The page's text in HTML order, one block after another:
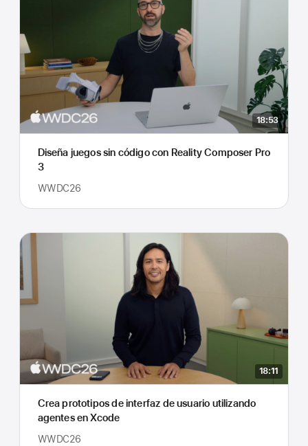
18:53
Diseña juegos sin código con Reality Composer Pro
3
WWDC26
18:11
Crea prototipos de interfaz de usuario utilizando
agentes en Xcode
WWDC26